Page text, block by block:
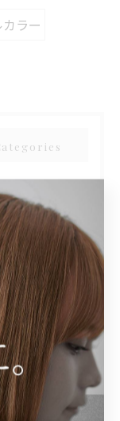
ラー
Posts